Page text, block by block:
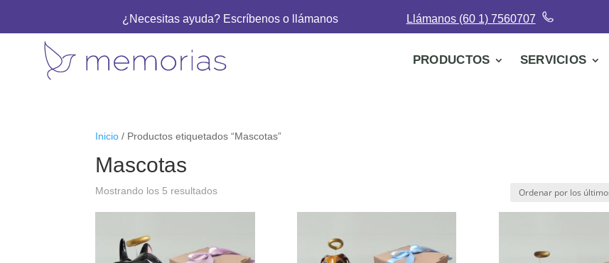
¿Necesitas ayuda? Escríbenos o llámanos Llámanos (60 1) 7560707
PRODUCTOS SERVICIOS
Inicio / Productos etiquetados “Mascotas”
Mascotas
Mostrando los 5 resultadosOrdenado